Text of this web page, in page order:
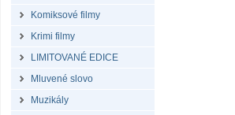
Komiksové filmy
Krimi filmy
LIMITOVANÉ EDICE
Mluvené slovo
Muzikály